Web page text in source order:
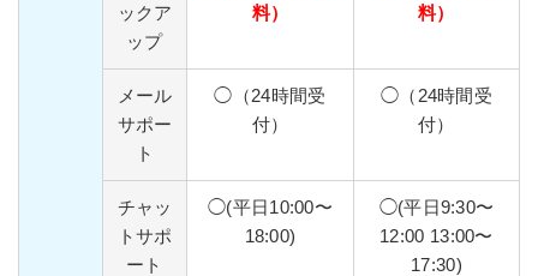
ックア
ップ
料）
料）
メール
サポー
ト
◯（24時間受
付）
◯（24時間受
付）
チャッ
トサポ
ート
◯(平日10:00〜
18:00)
◯(平日9:30〜
12:00 13:00〜
17:30)